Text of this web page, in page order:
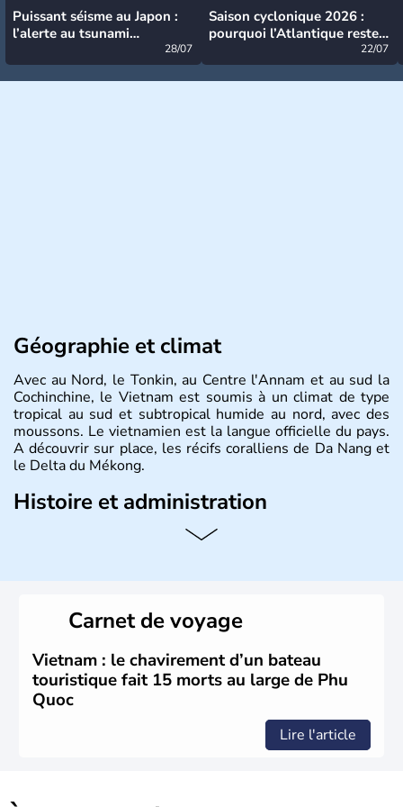
Puissant séisme au Japon :
l’alerte au tsunami
28/07
Saison cyclonique 2026 :
pourquoi l’Atlantique reste
22/07
Géographie et climat
Avec au Nord, le Tonkin, au Centre l'Annam et au sud la
Cochinchine, le Vietnam est soumis à un climat de type
tropical au sud et subtropical humide au nord, avec des
moussons. Le vietnamien est la langue officielle du pays.
A découvrir sur place, les récifs coralliens de Da Nang et
le Delta du Mékong.
Histoire et administration
Pays d'Asie du Sud-Est situé sur l'est de la péninsule
nom récent de l'ancienne Saïgon.
Carnet de voyage
Vietnam : le chavirement d’un bateau
touristique fait 15 morts au large de Phu
Quoc
Lire l'article